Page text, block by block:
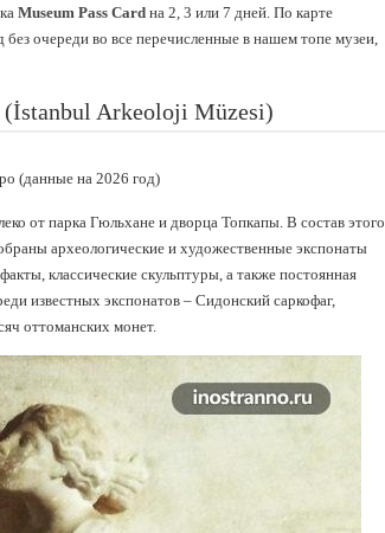
Museum Pass Cardна 2, 3 или 7 дней. По карте
очереди во все перечисленные в нашем топе музеи,
(İstanbul Arkeoloji Müzesi)
(данные на 2026 год)
от парка Гюльхане и дворца Топкапы. В состав этого
археологические и художественные экспонаты
классические скульптуры, а также постоянная
известных экспонатов – Сидонский саркофаг,
оттоманских монет.